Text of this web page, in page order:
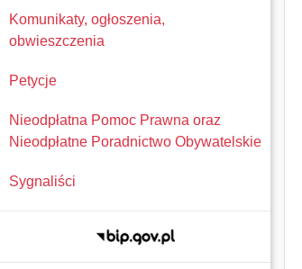
Komunikaty, ogłoszenia,
obwieszczenia
Petycje
Nieodpłatna Pomoc Prawna oraz
Nieodpłatne Poradnictwo Obywatelskie
Sygnaliści